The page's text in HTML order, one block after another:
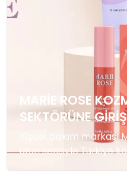
MARIE ROSE
SEKTÖRÜNE
Kişisel bakım
ürün serisiyle Türkiye